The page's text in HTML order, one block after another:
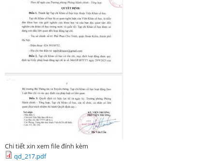
Chi tiết xin xem file đính kèm
qd_217.pdf